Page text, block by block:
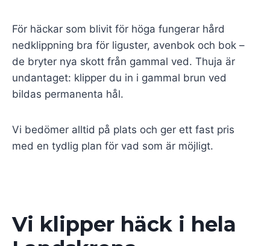
För häckar som blivit för höga fungerar hård
nedklippning bra för liguster, avenbok och bok –
de bryter nya skott från gammal ved. Thuja är
undantaget: klipper du in i gammal brun ved
bildas permanenta hål.
Vi bedömer alltid på plats och ger ett fast pris
med en tydlig plan för vad som är möjligt.
Vi klipper häck i hela